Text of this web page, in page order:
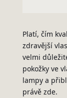
Platí, čím
zdravější
velmi
pokožky ve
lampy a
právě zde.